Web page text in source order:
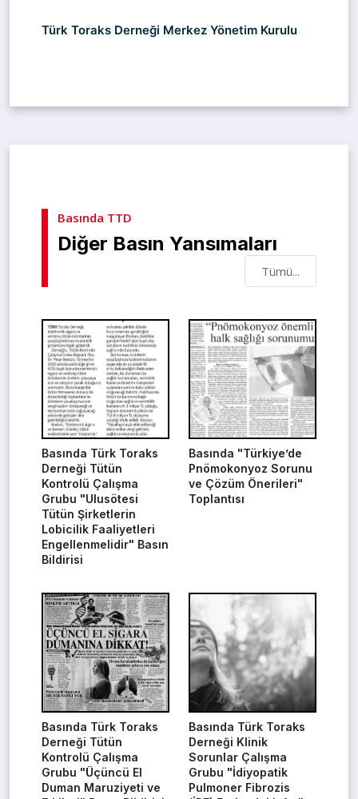
Türk Toraks Derneği Merkez Yönetim Kurulu
Basında TTD
Diğer Basın Yansımaları
Tümü...
Basında Türk Toraks
Derneği Tütün
Kontrolü Çalışma
Grubu "Ulusötesi
Tütün Şirketlerin
Lobicilik Faaliyetleri
Engellenmelidir" Basın
Bildirisi
Basında "Türkiye’de
Pnömokonyoz Sorunu
ve Çözüm Önerileri"
Toplantısı
Basında Türk Toraks
Derneği Tütün
Kontrolü Çalışma
Grubu "Üçüncü El
Duman Maruziyeti ve
Basında Türk Toraks
Derneği Klinik
Sorunlar Çalışma
Grubu "İdiyopatik
Pulmoner Fibrozis